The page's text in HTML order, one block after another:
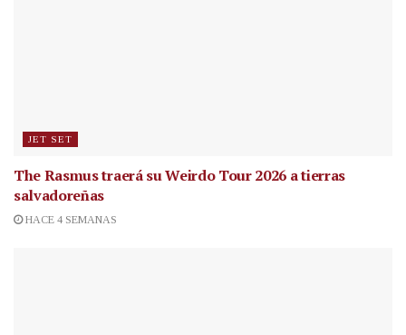
JET SET
The Rasmus traerá su Weirdo Tour 2026 a tierras
salvadoreñas
HACE 4 SEMANAS